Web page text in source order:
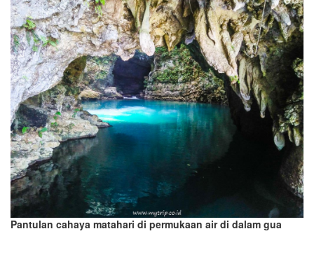
Pantulan cahaya matahari di permukaan air di dalam gua